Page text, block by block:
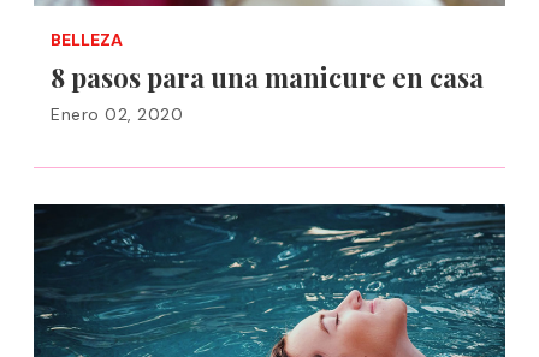
BELLEZA
8 pasos para una manicure en casa
Enero 02, 2020